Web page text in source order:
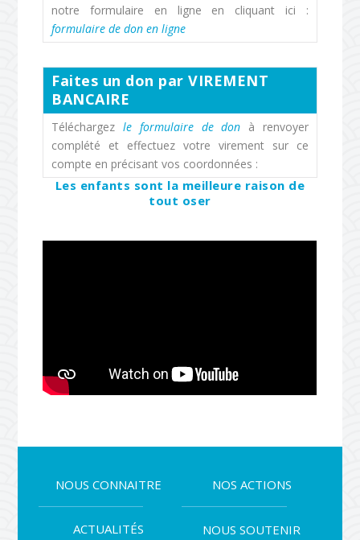
notre formulaire en ligne en cliquant ici :
formulaire de don en ligne
Faites un don par VIREMENT
BANCAIRE
Téléchargezle formulaire de don à renvoyer
complété et effectuez votre virement sur ce
compte en précisant vos coordonnées :
Les enfants sont la meilleure raison de
tout oser
NOUS CONNAITRE NOS ACTIONS
ACTUALITÉS NOUS SOUTENIR